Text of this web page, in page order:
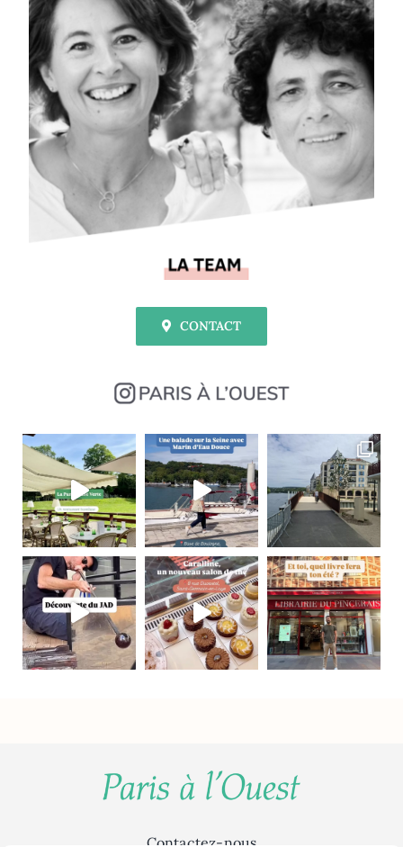
CONTACT
Contactez-nous